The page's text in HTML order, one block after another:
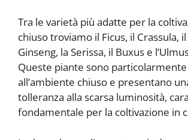
Tra le varietà più adatte per la
chiuso troviamo il Ficus, il Crassula,
Ginseng, la Serissa, il Buxus e
Queste piante sono
all’ambiente chiuso e presentano
tolleranza alla scarsa luminosità,
fondamentale per la coltivazione in